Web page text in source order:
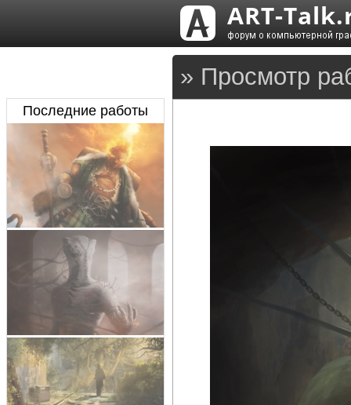
» Просмотр
Последние работы